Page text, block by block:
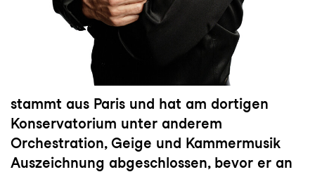
stammt aus Paris und hat am dortigen
Konservatorium unter anderem
Orchestration, Geige und Kammermusik
Auszeichnung abgeschlossen, bevor er an